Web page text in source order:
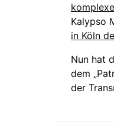
Kalypso
in Köln
Nun hat
dem
der